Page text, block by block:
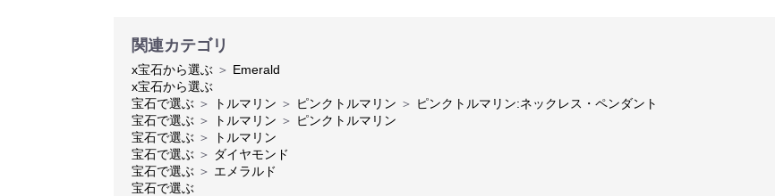
関連カテゴリ
x宝石から選ぶ ＞ Emerald
x宝石から選ぶ
宝石で選ぶ ＞ トルマリン ＞ ピンクトルマリン ＞ ピンクトルマリン:ネックレス・ペンダント
宝石で選ぶ ＞ トルマリン ＞ ピンクトルマリン
宝石で選ぶ ＞
トルマリン
宝石で選ぶ ＞ ダイヤモンド
宝石で選ぶ ＞ エメラルド
宝石で選ぶ